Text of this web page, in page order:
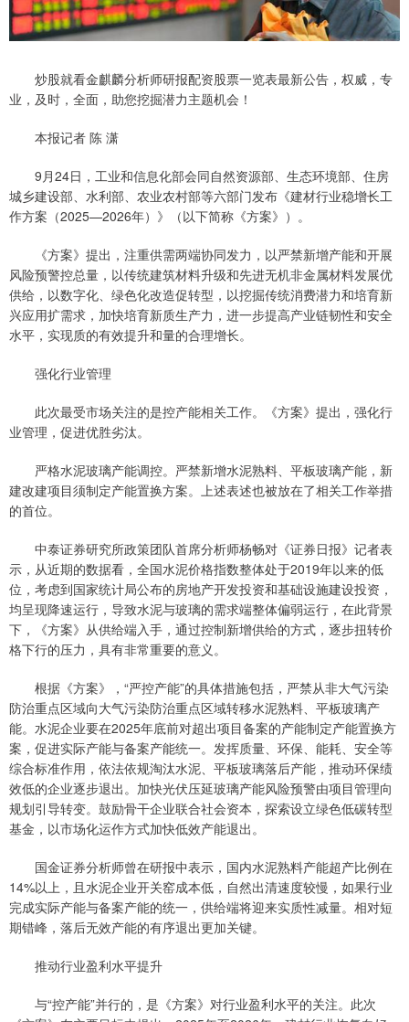
炒股就看金麒麟分析师研报配资股票一览表最新公告，权威，专
业，及时，全面，助您挖掘潜力主题机会！
本报记者 陈 潇
9月24日，工业和信息化部会同自然资源部、生态环境部、住房
城乡建设部、水利部、农业农村部等六部门发布《建材行业稳增长工
作方案（2025—2026年）》（以下简称《方案》）。
《方案》提出，注重供需两端协同发力，以严禁新增产能和开展
风险预警控总量，以传统建筑材料升级和先进无机非金属材料发展优
供给，以数字化、绿色化改造促转型，以挖掘传统消费潜力和培育新
兴应用扩需求，加快培育新质生产力，进一步提高产业链韧性和安全
水平，实现质的有效提升和量的合理增长。
强化行业管理
此次最受市场关注的是控产能相关工作。《方案》提出，强化行
业管理，促进优胜劣汰。
严格水泥玻璃产能调控。严禁新增水泥熟料、平板玻璃产能，新
建改建项目须制定产能置换方案。上述表述也被放在了相关工作举措
的首位。
中泰证券研究所政策团队首席分析师杨畅对《证券日报》记者表
示，从近期的数据看，全国水泥价格指数整体处于2019年以来的低
位，考虑到国家统计局公布的房地产开发投资和基础设施建设投资，
均呈现降速运行，导致水泥与玻璃的需求端整体偏弱运行，在此背景
下，《方案》从供给端入手，通过控制新增供给的方式，逐步扭转价
格下行的压力，具有非常重要的意义。
根据《方案》，“严控产能”的具体措施包括，严禁从非大气污染
防治重点区域向大气污染防治重点区域转移水泥熟料、平板玻璃产
能。水泥企业要在2025年底前对超出项目备案的产能制定产能置换方
案，促进实际产能与备案产能统一。发挥质量、环保、能耗、安全等
综合标准作用，依法依规淘汰水泥、平板玻璃落后产能，推动环保绩
效低的企业逐步退出。加快光伏压延玻璃产能风险预警由项目管理向
规划引导转变。鼓励骨干企业联合社会资本，探索设立绿色低碳转型
基金，以市场化运作方式加快低效产能退出。
国金证券分析师曾在研报中表示，国内水泥熟料产能超产比例在
14%以上，且水泥企业开关窑成本低，自然出清速度较慢，如果行业
完成实际产能与备案产能的统一，供给端将迎来实质性减量。相对短
期错峰，落后无效产能的有序退出更加关键。
推动行业盈利水平提升
与“控产能”并行的，是《方案》对行业盈利水平的关注。此次